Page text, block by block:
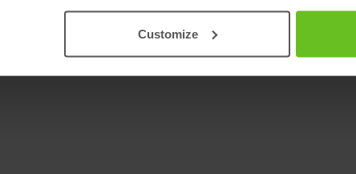
Customize
security-